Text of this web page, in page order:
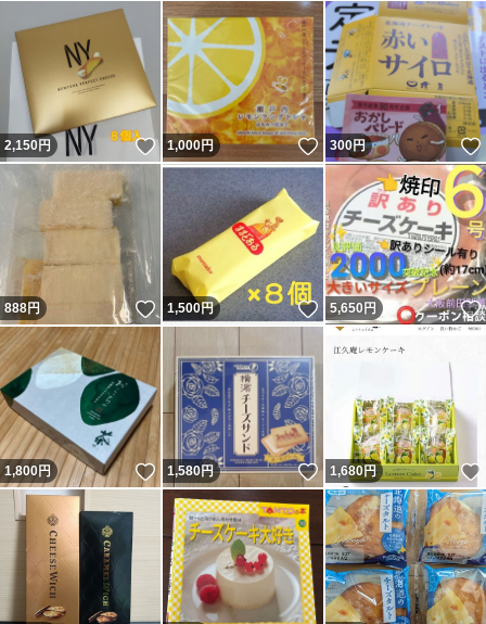
2,150円 いいね！
1,000円 いいね！
300円
888円 いいね！
1,500円 いいね！
5,650 円
1,800円 いいね！
1,580円 いいね！
1,680円